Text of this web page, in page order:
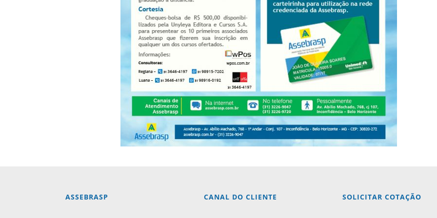
ASSEBRASP CANAL DO CLIENTE SOLICITAR COTAÇÃO